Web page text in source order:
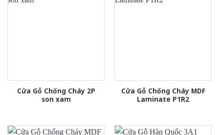
Cửa Gỗ Chống Cháy 2P
son xam
Cửa Gỗ Chống Cháy MDF
Laminate P1R2